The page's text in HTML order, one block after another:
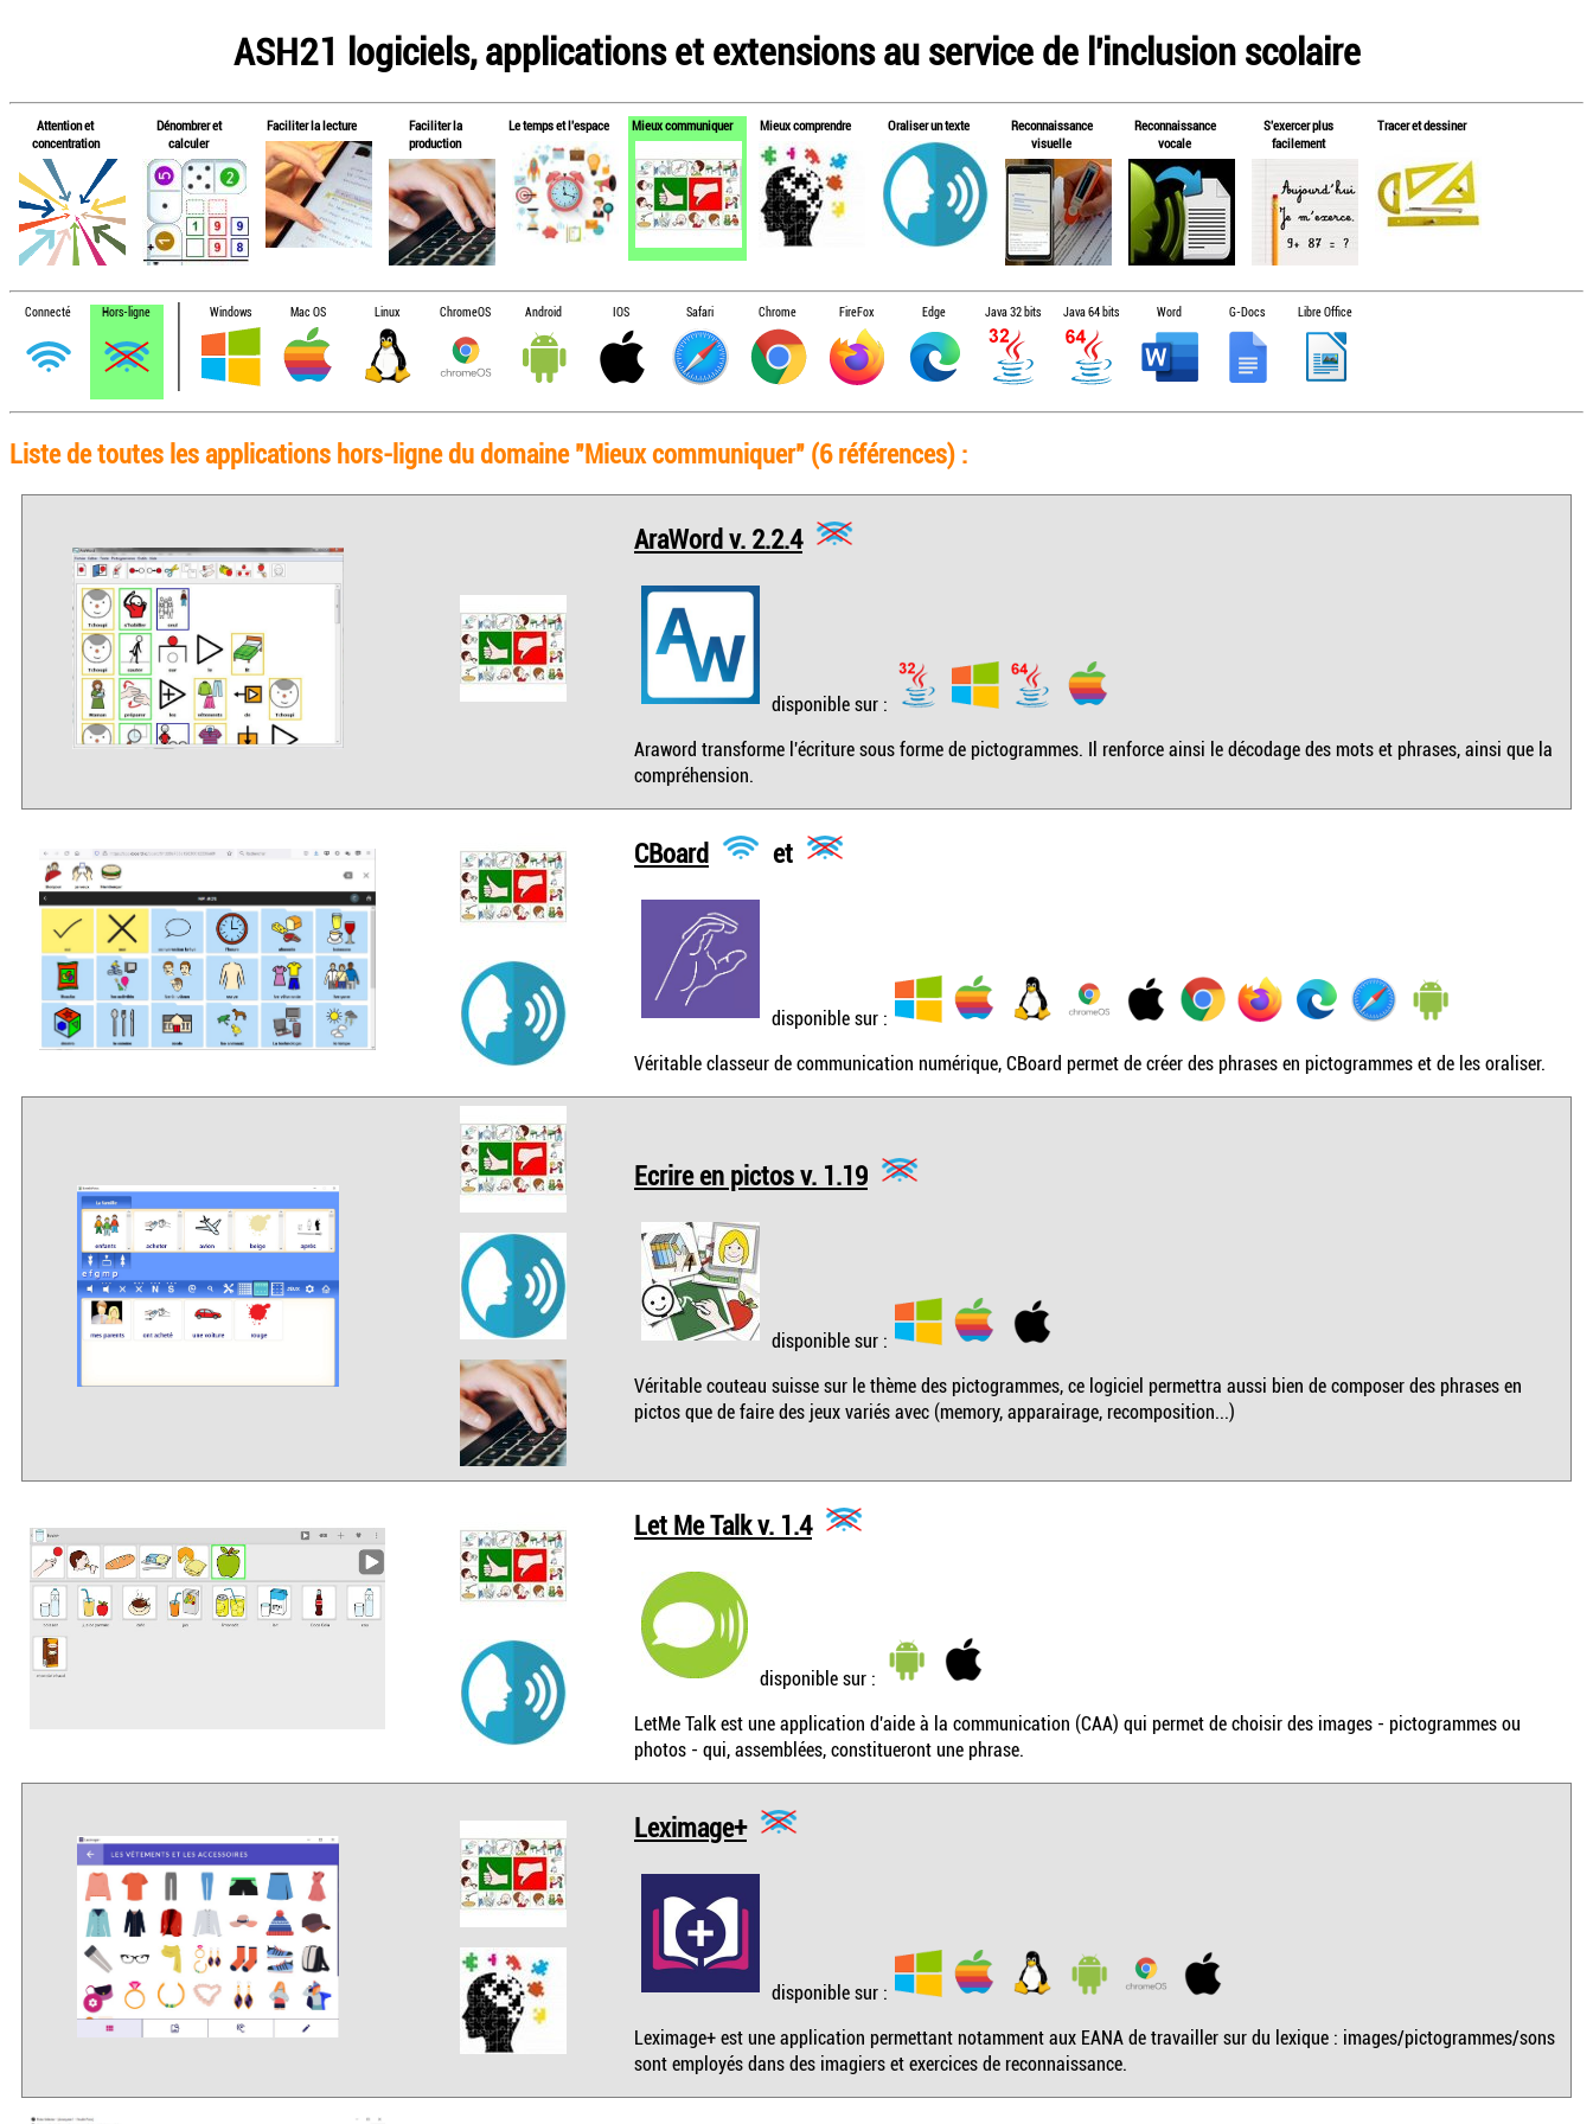
ASH21 logiciels, applications et extensions au service de l'inclusion scolaire
Attention et
concentration
Dénombrer et
calculer
Faciliter la lecture
Faciliter la
production
Le temps et l'espace Mieux communiquer Mieux comprendre Oraliser un texte
Reconnaissance
visuelle
Reconnaissance
vocale
S'exercer plus
facilement
Tracer et dessiner
Connecté Hors-ligne Windows Mac OS Linux ChromeOS Android IOS Safari Chrome FireFox Edge Java 32 bits Java 64 bits Word G-Docs Libre Office
Liste de toutes les applications hors-ligne du domaine "Mieux communiquer" (6 références) :
AraWord v. 2.2.4
disponible sur :
Araword transforme l'écriture sous forme de pictogrammes. Il renforce ainsi le décodage des mots et phrases, ainsi que la
compréhension.
CBoard et
disponible sur :
Véritable classeur de communication numérique, CBoard permet de créer des phrases en pictogrammes et de les oraliser.
Ecrire en pictos v. 1.19
disponible sur :
Véritable couteau suisse sur le thème des pictogrammes, ce logiciel permettra aussi bien de composer des phrases en
pictos que de faire des jeux variés avec (memory, apparairage, recomposition...)
Let Me Talk v. 1.4
disponible sur :
LetMe Talk est une application d'aide à la communication (CAA) qui permet de choisir des images - pictogrammes ou
photos - qui, assemblées, constitueront une phrase.
Leximage+
disponible sur :
Leximage+ est une application permettant notamment aux EANA de travailler sur du lexique : images/pictogrammes/sons
sont employés dans des imagiers et exercices de reconnaissance.